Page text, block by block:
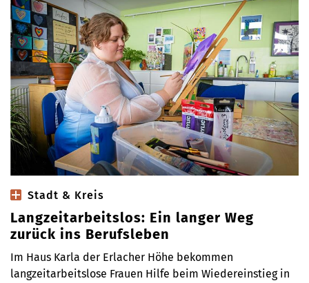
Stadt & Kreis
Langzeitarbeitslos: Ein langer Weg
zurück ins Berufsleben
Im Haus Karla der Erlacher Höhe bekommen
langzeitarbeitslose Frauen Hilfe beim Wiedereinstieg in